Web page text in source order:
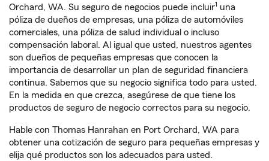
Orchard, WA. Su seguro de negocios puede incluir1 una
póliza de dueños de empresas, una póliza de automóviles
comerciales, una póliza de salud individual o incluso
compensación laboral. Al igual que usted, nuestros agentes
son dueños de pequeñas empresas que conocen la
importancia de desarrollar un plan de seguridad financiera
continua. Sabemos que su negocio significa todo para usted.
En la medida en que crezca, asegúrese de que tiene los
productos de seguro de negocio correctos para su negocio.
Hable con Thomas Hanrahan en Port Orchard, WA para
obtener una cotización de seguro para pequeñas empresas y
elija qué productos son los adecuados para usted.